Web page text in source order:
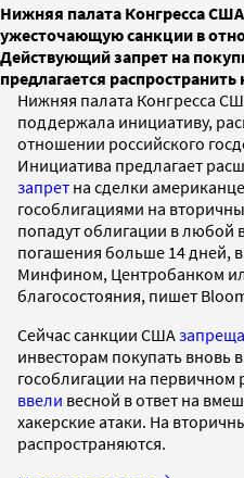
Нижняя палата Конгресса
ужесточающую санкции в
Действующий запрет на
предлагается
Нижняя палата Конгресса
поддержала инициативу,
отношении российского
Инициатива предлагает
запрет на сделки
гособлигациями на
попадут облигации в любой
погашения больше 14 дней,
Минфином, Центробанком
благосостояния, пишет
Сейчас санкции США
инвесторам покупать вновь
гособлигации на
ввели весной в ответ на
хакерские атаки. На
распространяются.